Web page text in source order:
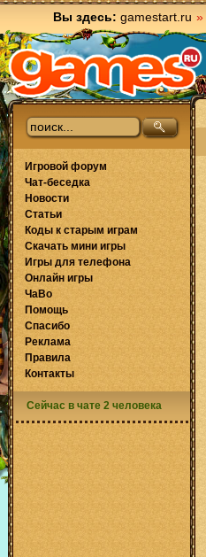
Вы здесь: gamestart.ru »
Игровой форум
Чат-беседка
Новости
Статьи
Коды к старым играм
Скачать мини игры
Игры для телефона
Онлайн игры
ЧаВо
Помощь
Спасибо
Реклама
Правила
Контакты
Сейчас в чате 2 человека